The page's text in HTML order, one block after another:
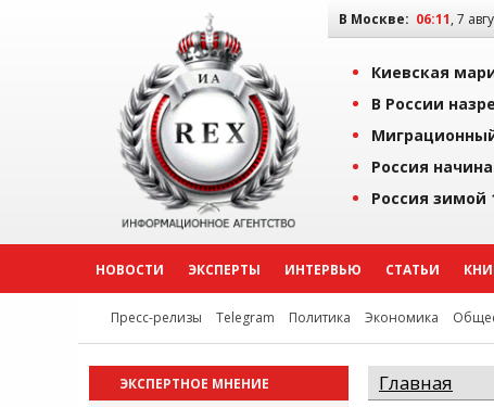
В Москве: 06:11, 7
Киевская
В России
Россия
Россия зимой
НОВОСТИ ЭКСПЕРТЫ ИНТЕРВЬЮ СТАТЬИ
Пресс-релизы Telegram Политика Экономика
ЭКСПЕРТНОЕ МНЕНИЕ Главная